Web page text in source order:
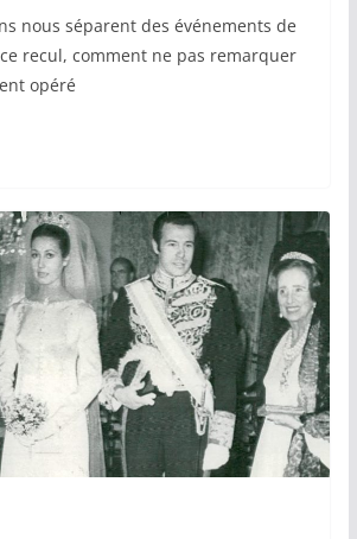
nous séparent des événements de
recul, comment ne pas remarquer
opéré